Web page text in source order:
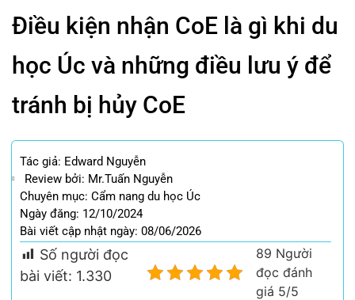
Điều kiện nhận CoE là gì khi du
học Úc và những điều lưu ý để
tránh bị hủy CoE
Tác giả: Edward Nguyễn
Review bởi: Mr.Tuấn Nguyễn
Chuyên mục: Cẩm nang du học Úc
Ngày đăng: 12/10/2024
Bài viết cập nhật ngày: 08/06/2026
Số người đọc
bài viết: 1.330
89 Người
đọc đánh
giá 5/5